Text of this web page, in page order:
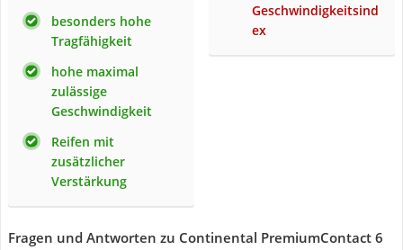
besonders hohe
Tragfähigkeit
hohe maximal
zulässige
Geschwindigkeit
Reifen mit
zusätzlicher
Verstärkung
Geschwindigkeitsind
ex
Fragen und Antworten zu Continental PremiumContact 6